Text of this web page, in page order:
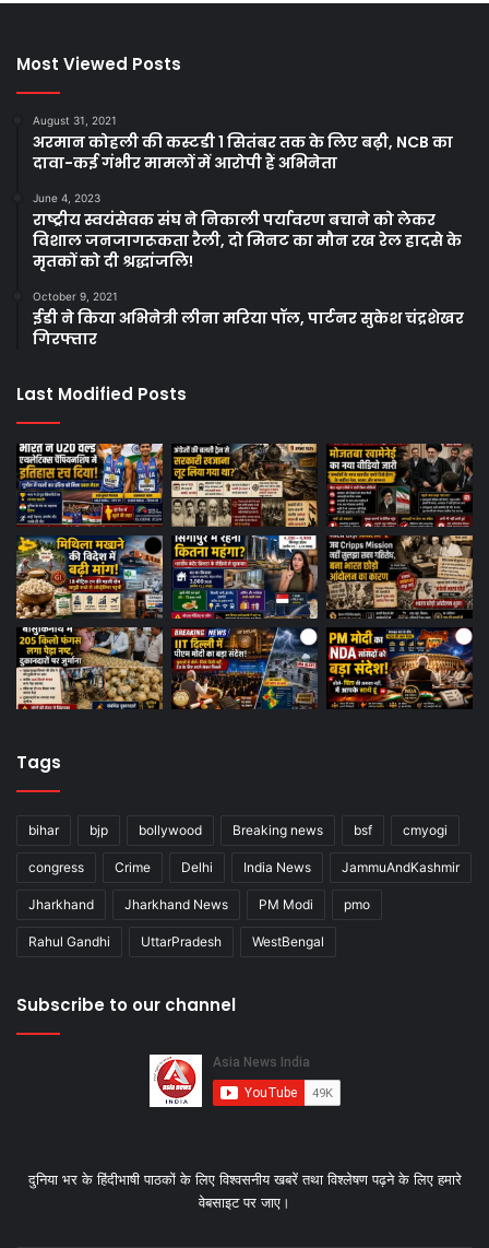
Most Viewed Posts
August 31, 2021
अरमान कोहली की कस्टडी 1 सितंबर तक के लिए बढ़ी, NCB का
दावा-कई गंभीर मामलों में आरोपी हैं अभिनेता
June 4, 2023
राष्ट्रीय स्वयंसेवक संघ ने निकाली पर्यावरण बचाने को लेकर
विशाल जनजागरूकता रैली, दो मिनट का मौन रख रेल हादसे के
मृतकों को दी श्रद्धांजलि!
October 9, 2021
ईडी ने किया अभिनेत्री लीना मरिया पॉल, पार्टनर सुकेश चंद्रशेखर
गिरफ्तार
Last Modified Posts
Tags
bihar bjp bollywood Breaking news bsf cmyogi
congress Crime Delhi India News JammuAndKashmir
Jharkhand Jharkhand News PM Modi pmo
Rahul Gandhi UttarPradesh WestBengal
Subscribe to our channel
दुनिया भर के हिंदीभाषी पाठकों के लिए विश्‍वसनीय खबरें तथा विश्लेषण पढ़ने के लिए हमारे
वेबसाइट पर जाए।